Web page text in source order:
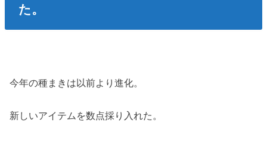
た。
今年の種まきは以前より進化。
新しいアイテムを数点採り入れた。